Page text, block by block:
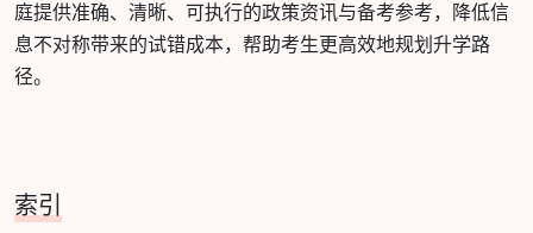
庭提供准确、清晰、可执行的政策资讯与备考参考，降低信
息不对称带来的试错成本，帮助考生更高效地规划升学路
径。
索引